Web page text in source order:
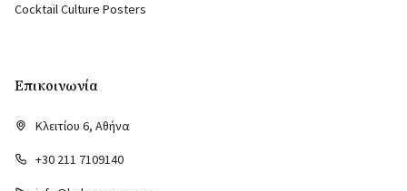
Cocktail Culture Posters
Επικοινωνία
Κλειτίου 6, Αθήνα
+30 211 7109140